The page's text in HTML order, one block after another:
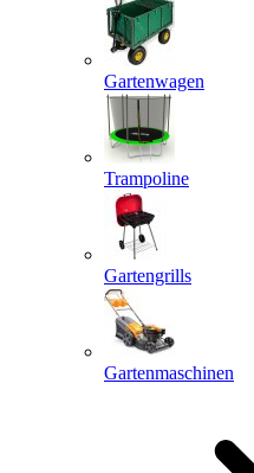
Gartenwagen
Trampoline
Gartengrills
Gartenmaschinen